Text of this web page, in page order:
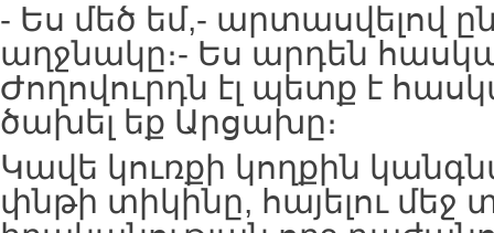
- Ես մեծ եմ,- արտասվելով
աղջնակը։- Ես արդեն
Ժողովուրդն էլ պետք է
ծախել եք Արցախը։
Կավե կուռքի կողքին
փնթի տիկինը, հայելու մեջ